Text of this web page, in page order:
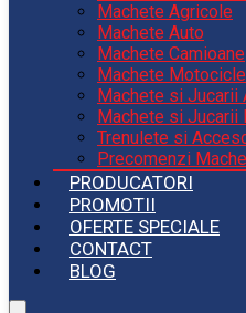
Machete Agricole
Machete Auto
Machete Camioane
Machete
Machete si Jucarii
Machete si Jucarii
Trenulete si
Precomenzi
PRODUCATORI
PROMOTII
OFERTE SPECIALE
CONTACT
BLOG